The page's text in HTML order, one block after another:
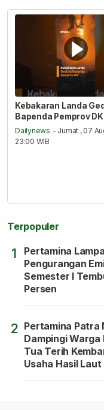
Kebakaran Landa
Bapenda Pemprov DKI
Dailynews - Jumat , 07
23:00 WIB
Terpopuler
1
Pertamina
Pengurangan
Semester I
Persen
2 Pertamina Patra
Dampingi Warga
Tua Terih
Usaha Hasil Laut